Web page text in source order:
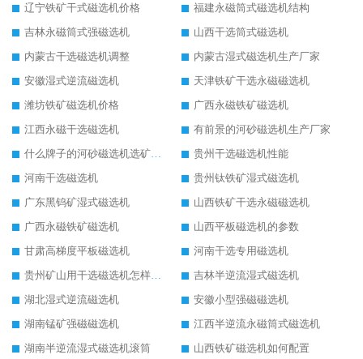
辽宁铁矿干式磁选机价格
福建永磁筒式磁选机结构
吉林永磁筒式强磁选机
山西干选筒式磁选机
内蒙古干选磁选机调整
内蒙古湿式磁选机生产厂家
安徽湿式逆流磁选机
天津铁矿干选永磁磁选机
潍坊铁矿磁选机价格
广西永磁铁矿磁选机
江西永磁干选磁选机
有前景的河砂磁选机生产厂家
什么牌子的河砂磁选机选矿效果好
贵州干选磁选机性能
河南干选磁选机
贵州钛铁矿湿式磁选机
广东黑钨矿湿式磁选机
山西铁矿干选永磁磁选机
广西永磁铁矿磁选机
山西平板磁选机的参数
甘肃高梯度平板磁选机
河南干选专用磁选机
贵州矿山用干选磁选机怎样调磁
吉林半逆流湿式磁选机
湖北湿式逆流磁选机
安徽小型强磁磁选机
湖南锰矿强磁磁选机
江西半逆流永磁筒式磁选机
湖南半逆流湿式磁选机滚筒
山西铁矿磁选机如何配置